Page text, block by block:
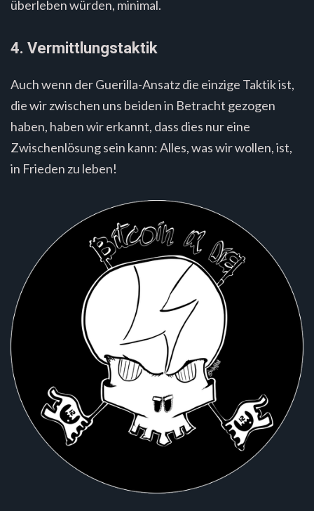
überleben würden, minimal.
4. Vermittlungstaktik
Auch wenn der Guerilla-Ansatz die einzige Taktik ist,
die wir zwischen uns beiden in Betracht gezogen
haben, haben wir erkannt, dass dies nur eine
Zwischenlösung sein kann: Alles, was wir wollen, ist,
in Frieden zu leben!